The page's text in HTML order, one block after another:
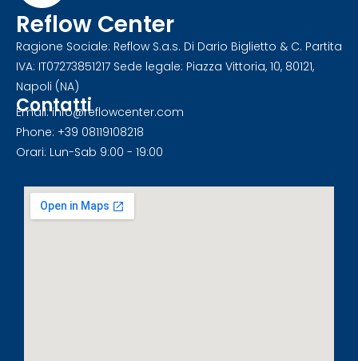
Reflow Center
Ragione Sociale: Reflow S.a.s. Di Dario Biglietto & C. Partita
IVA: IT07273851217 Sede legale: Piazza Vittoria, 10, 80121,
Napoli (NA)
Contatti
Email: info@reflowcenter.com
Phone: +39 08119108218
Orari: Lun-Sab 9:00 - 19:00